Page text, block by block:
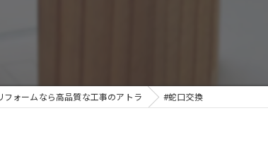
フォームなら高品質な工事のアトラ #蛇口交換